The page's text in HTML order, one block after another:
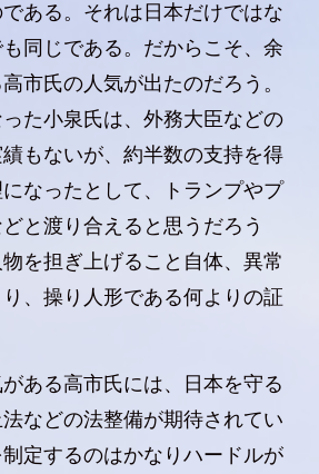
ある。それは日本だけではな
同じである。だからこそ、余
市氏の人気が出たのだろう。
た小泉氏は、外務大臣などの
もないが、約半数の支持を得
なったとして、トランプやプ
と渡り合えると思うだろう
を担ぎ上げること自体、異常
、操り人形である何よりの証
ある高市氏には、日本を守る
などの法整備が期待されてい
定するのはかなりハードルが